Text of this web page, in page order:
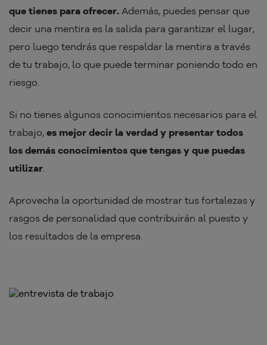
que tienes para ofrecer. Además, puedes pensar que
decir una mentira es la salida para garantizar el lugar,
pero luego tendrás que respaldar la mentira a través
de tu trabajo, lo que puede terminar poniendo todo en
riesgo.
Si no tienes algunos conocimientos necesarios para el
trabajo, es mejor decir la verdad y presentar todos
los demás conocimientos que tengas y que puedas
utilizar.
Aprovecha la oportunidad de mostrar tus fortalezas y
rasgos de personalidad que contribuirán al puesto y
los resultados de la empresa.